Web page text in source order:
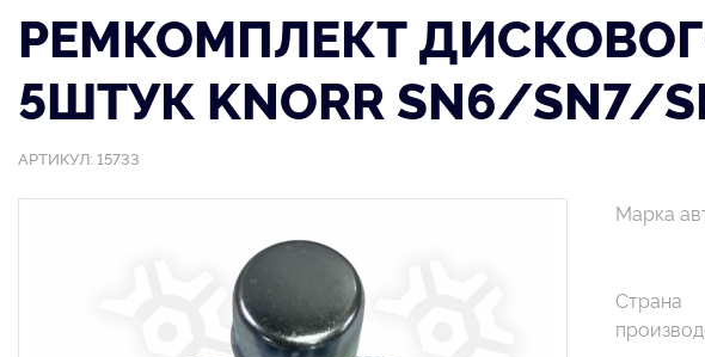
РЕМКОМПЛЕКТ
5ШТУК KNORR SN6/SN7/
АРТИКУЛ: 15733
Марка
Страна